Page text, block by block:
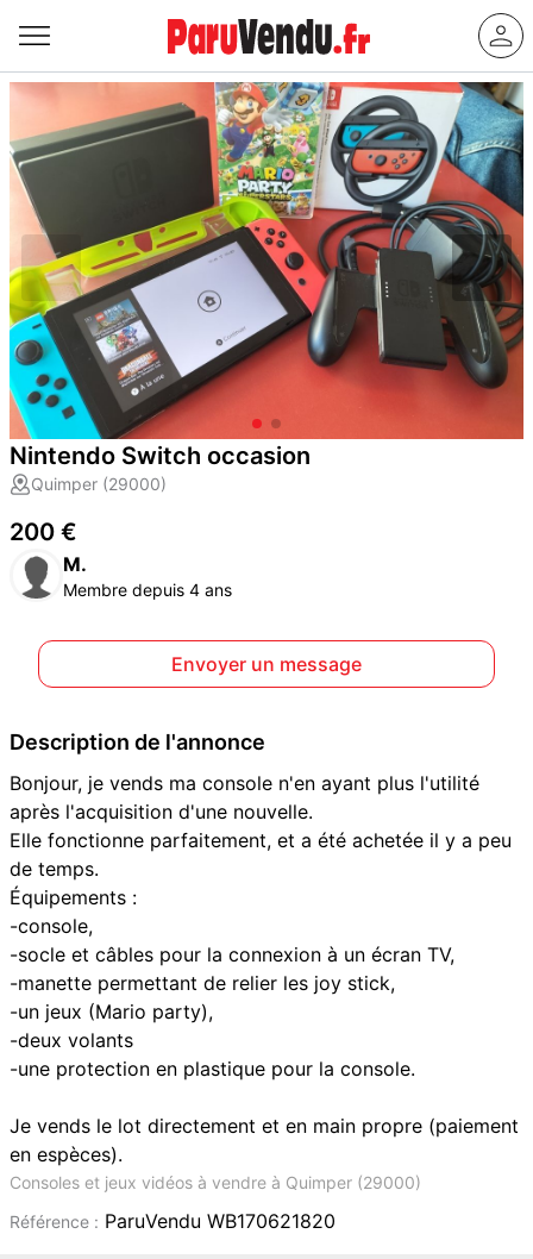
Nintendo Switch occasion
Quimper (29000)
200 €
M.
Membre depuis 4 ans
Envoyer un message
Description de l'annonce
Bonjour, je vends ma console n'en ayant plus l'utilité
après l'acquisition d'une nouvelle.
Elle fonctionne parfaitement, et a été achetée il y a peu
de temps.
Équipements :
-console,
-socle et câbles pour la connexion à un écran TV,
-manette permettant de relier les joy stick,
-un jeux (Mario party),
-deux volants
-une protection en plastique pour la console.
Je vends le lot directement et en main propre (paiement
en espèces).
Consoles et jeux vidéos à vendre à Quimper (29000)
Référence : ParuVendu WB170621820